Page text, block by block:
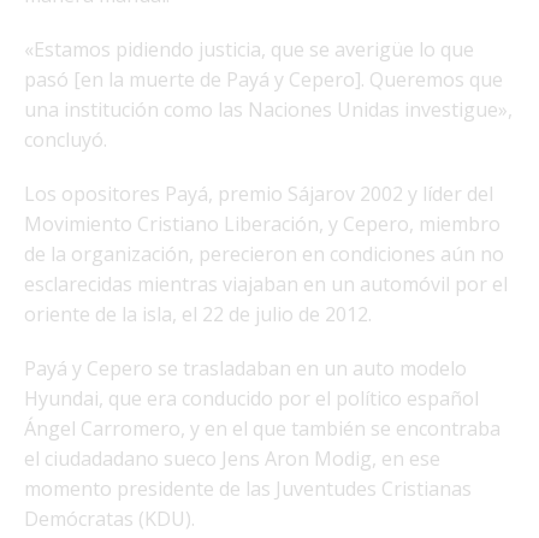
«Estamos pidiendo justicia, que se averigüe lo que
pasó [en la muerte de Payá y Cepero]. Queremos que
una institución como las Naciones Unidas investigue»,
concluyó.
Los opositores Payá, premio Sájarov 2002 y líder del
Movimiento Cristiano Liberación, y Cepero, miembro
de la organización, perecieron en condiciones aún no
esclarecidas mientras viajaban en un automóvil por el
oriente de la isla, el 22 de julio de 2012.
Payá y Cepero se trasladaban en un auto modelo
Hyundai, que era conducido por el político español
Ángel Carromero, y en el que también se encontraba
el ciudadadano sueco Jens Aron Modig, en ese
momento presidente de las Juventudes Cristianas
Demócratas (KDU).